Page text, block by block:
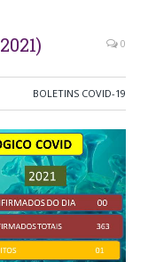
0
BOLETINS COVID-19